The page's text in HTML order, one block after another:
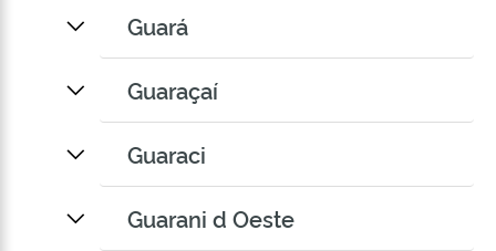
Guará
Guaraçaí
Guaraci
Guarani d Oeste